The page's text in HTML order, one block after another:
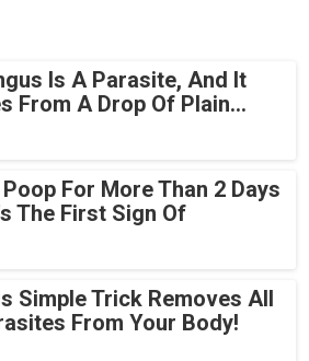
Is A Parasite, And It
From A Drop Of Plain...
For More Than 2 Days
The First Sign Of
Simple Trick Removes All
From Your Body!